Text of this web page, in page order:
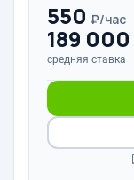
550 ₽/час
189 000
средняя ставка